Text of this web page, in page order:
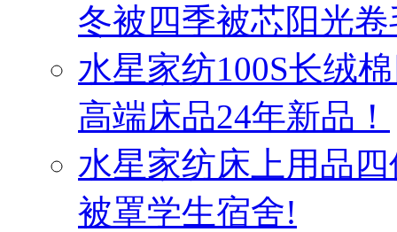
冬被四季被芯阳光
水星家纺100S长绒
高端床品24年新品！
水星家纺床上用品
被罩学生宿舍!